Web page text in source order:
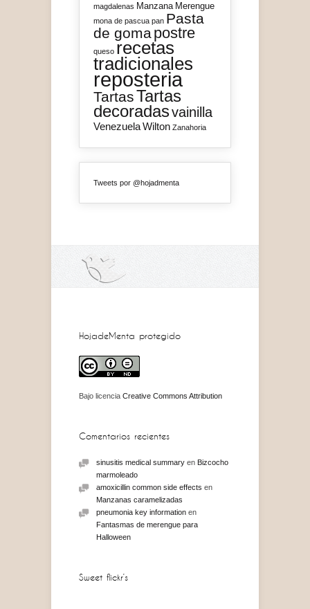
magdalenas Manzana Merengue
mona de pascua pan Pasta
de gomapostre
queso recetas
tradicionales
reposteria
TartasTartas
decoradasvainilla
VenezuelaWilton Zanahoria
Tweets por @hojadmenta
HojadeMenta protegido
Bajo licencia Creative Commons Attribution
Comentarios recientes
sinusitis medical summary en Bizcocho
marmoleado
amoxicillin common side effects en
Manzanas caramelizadas
pneumonia key information en
Fantasmas de merengue para
Halloween
Sweet flickr’s